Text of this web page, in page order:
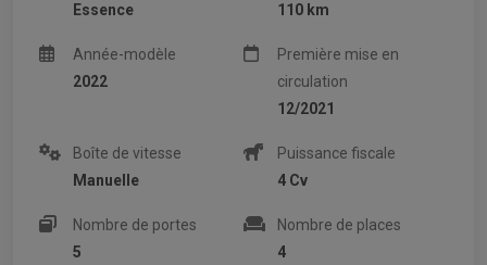
Essence
110 km
Année-modèle
2022
Première mise en
circulation
12/2021
Boîte de vitesse
Manuelle
Puissance fiscale
4 Cv
Nombre de portes
5
Nombre de places
4